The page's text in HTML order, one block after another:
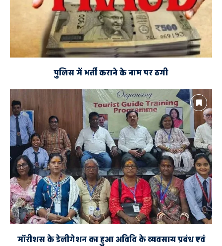
पुलिस में भर्ती कराने के नाम पर ठगी
मॉरीशस के डेलीगेशन का हुआ अविवि के व्यवसाय प्रबंध एवं